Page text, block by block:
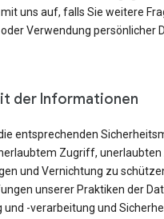
uns auf, falls Sie weitere
Verwendung persönlicher
der Informationen
entsprechenden
Zugriff, unerlaubten
und Vernichtung zu
unserer Praktiken der
und -verarbeitung und